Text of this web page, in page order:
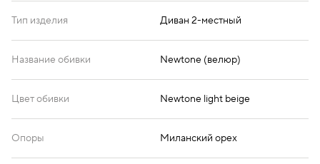
Тип изделия Диван 2-местный
Название обивки Newtone (велюр)
Цвет обивки Newtone light beige
Опоры Миланский орех